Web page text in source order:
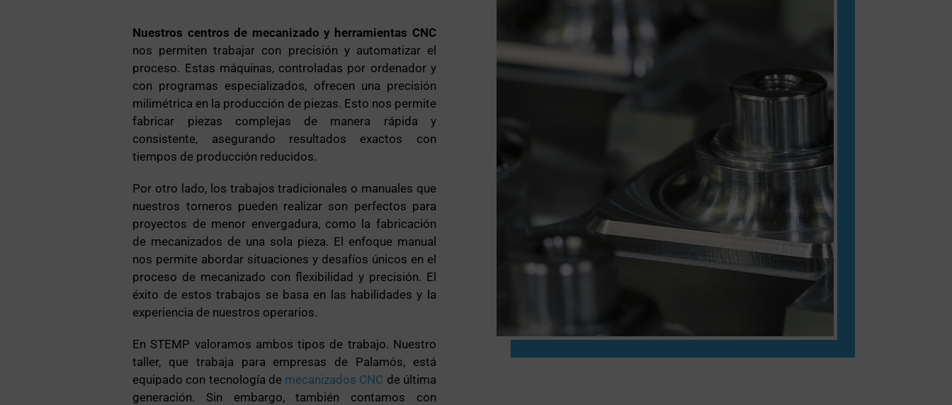
Nuestros centros de mecanizado y herramientas CNC
nos permiten trabajar con precisión y automatizar el
proceso. Estas máquinas, controladas por ordenador y
con programas especializados, ofrecen una precisión
milimétrica en la producción de piezas. Esto nos permite
fabricar piezas complejas de manera rápida y
consistente, asegurando resultados exactos con
tiempos de producción reducidos.
Por otro lado, los trabajos tradicionales o manuales que
nuestros torneros pueden realizar son perfectos para
proyectos de menor envergadura, como la fabricación
de mecanizados de una sola pieza. El enfoque manual
nos permite abordar situaciones y desafíos únicos en el
proceso de mecanizado con flexibilidad y precisión. El
éxito de estos trabajos se basa en las habilidades y la
experiencia de nuestros operarios.
En STEMP valoramos ambos tipos de trabajo. Nuestro
taller, que trabaja para empresas de Palamós, está
equipado con tecnología de mecanizados CNC de última
generación. Sin embargo, también contamos con